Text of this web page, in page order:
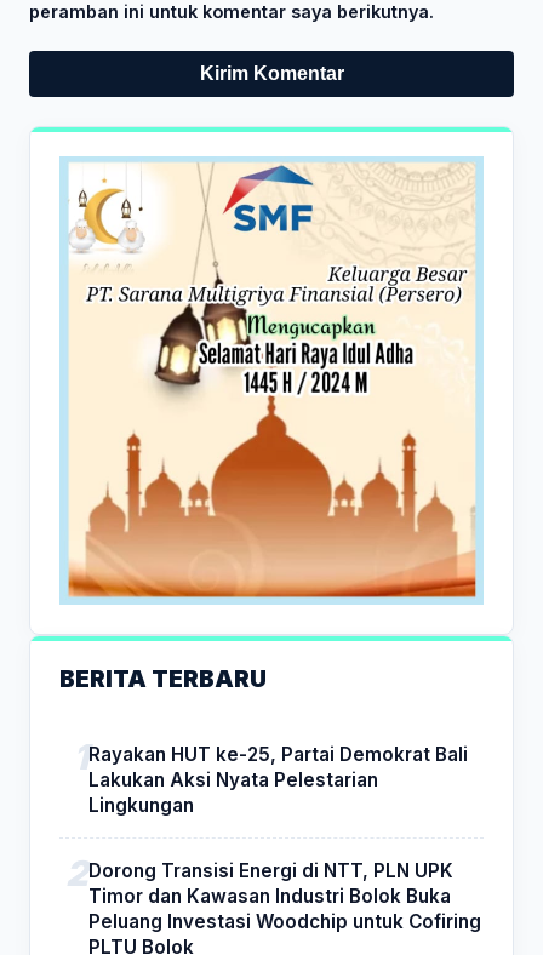
peramban ini untuk komentar saya berikutnya.
BERITA TERBARU
Rayakan HUT ke-25, Partai Demokrat Bali
Lakukan Aksi Nyata Pelestarian
Lingkungan
Dorong Transisi Energi di NTT, PLN UPK
Timor dan Kawasan Industri Bolok Buka
Peluang Investasi Woodchip untuk Cofiring
PLTU Bolok